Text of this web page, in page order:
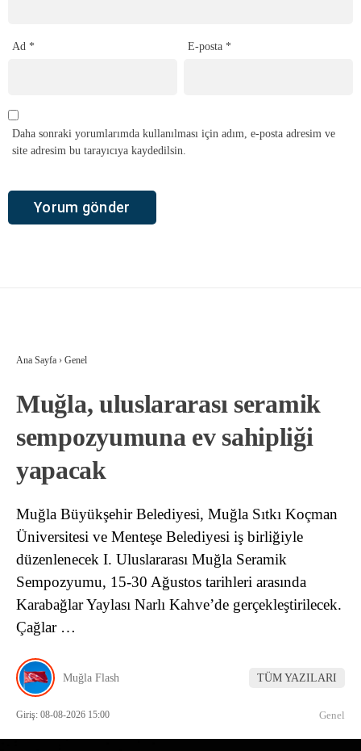
Ad * E-posta *
Daha sonraki yorumlarımda kullanılması için adım, e-posta adresim ve
site adresim bu tarayıcıya kaydedilsin.
Ana Sayfa › Genel
Muğla, uluslararası seramik
sempozyumuna ev sahipliği
yapacak
Muğla Büyükşehir Belediyesi, Muğla Sıtkı Koçman
Üniversitesi ve Menteşe Belediyesi iş birliğiyle
düzenlenecek I. Uluslararası Muğla Seramik
Sempozyumu, 15-30 Ağustos tarihleri arasında
Karabağlar Yaylası Narlı Kahve’de gerçekleştirilecek.
Çağlar …
Muğla Flash TÜM YAZILARI
Giriş: 08-08-2026 15:00 Genel